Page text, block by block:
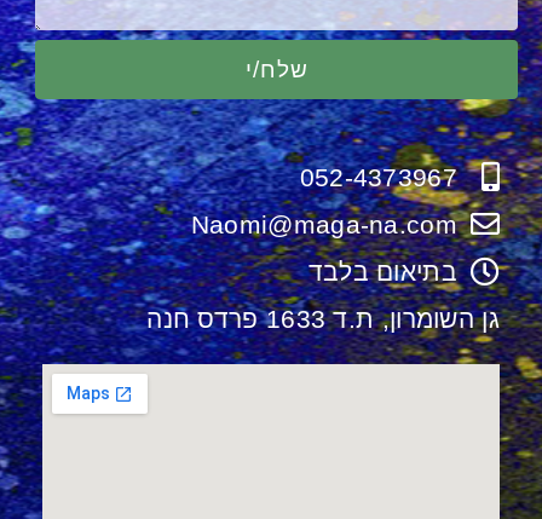
שלח/י
052-4373967
Naomi@maga-na.com
בתיאום בלבד
גן השומרון, ת.ד 1633 פרדס חנה